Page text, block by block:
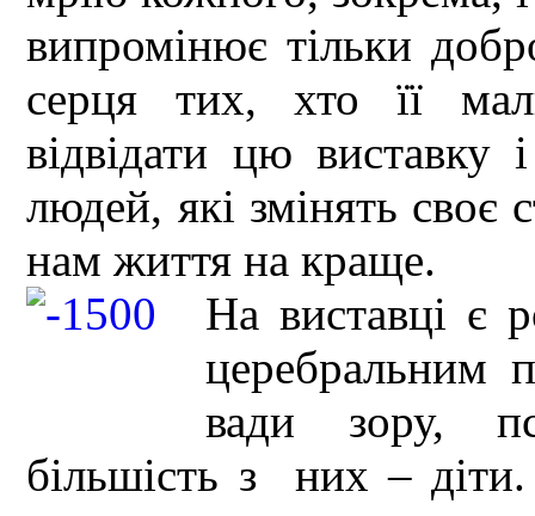
випромінює тільки
серця тих, хто її
відвідати цю виставку
людей, які змінять своє
нам життя на краще.
На виставці є
церебральним
вади зору,
більшість з них –